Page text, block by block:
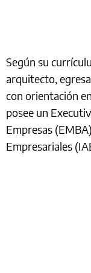
Según su
arquitecto,
con orientación
posee un
Empresas
Empresariales